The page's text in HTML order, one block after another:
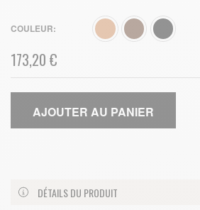
COULEUR
173,20 €
AJOUTER AU PANIER
DÉTAILS DU PRODUIT